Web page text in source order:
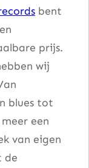
bent
prijs.
wij
blues tot
een
van eigen
de